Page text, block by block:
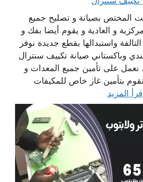
المختص بصيانة و تصليح جميع
و العادية و يقوم أيضا بفك و
واستبدالها بقطع جديدة نوفر
وباكستاني صيانة تكييف سنترال
نعمل على تأمين جميع المعدات و
نقوم بتأمين غاز خاص للمكيفات
المزيد